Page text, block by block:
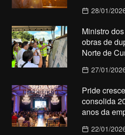
28/01/
Ministro
obras de
Norte de
27/01/
Pride
consolida
anos da
22/01/